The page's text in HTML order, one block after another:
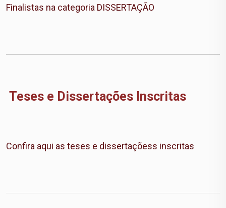
Finalistas na categoria DISSERTAÇÃO
Teses e Dissertações Inscritas
Confira aqui as teses e dissertaçõess inscritas